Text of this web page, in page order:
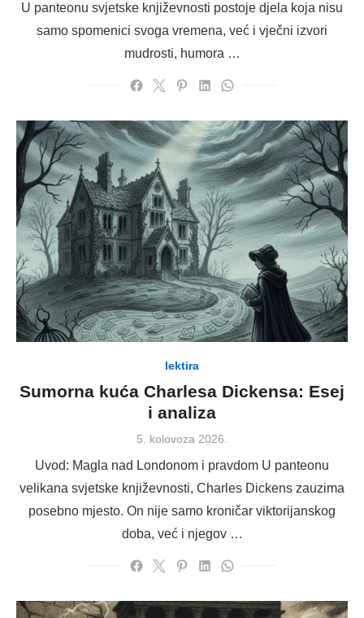
U panteonu svjetske književnosti postoje djela koja nisu
samo spomenici svoga vremena, već i vječni izvori
mudrosti, humora …
lektira
Sumorna kuća Charlesa Dickensa: Esej
i analiza
Posted
5. kolovoza 2026.
Uvod: Magla nad Londonom i pravdom U panteonu
velikana svjetske književnosti, Charles Dickens zauzima
posebno mjesto. On nije samo kroničar viktorijanskog
doba, već i njegov …